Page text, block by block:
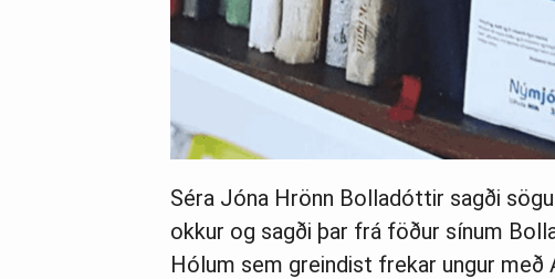
Séra Jóna Hrönn Bolladóttir sagði
okkur og sagði þar frá föður sínum
Hólum sem greindist frekar ungur með